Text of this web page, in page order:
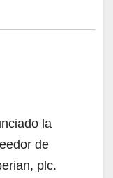
la
de
plc.